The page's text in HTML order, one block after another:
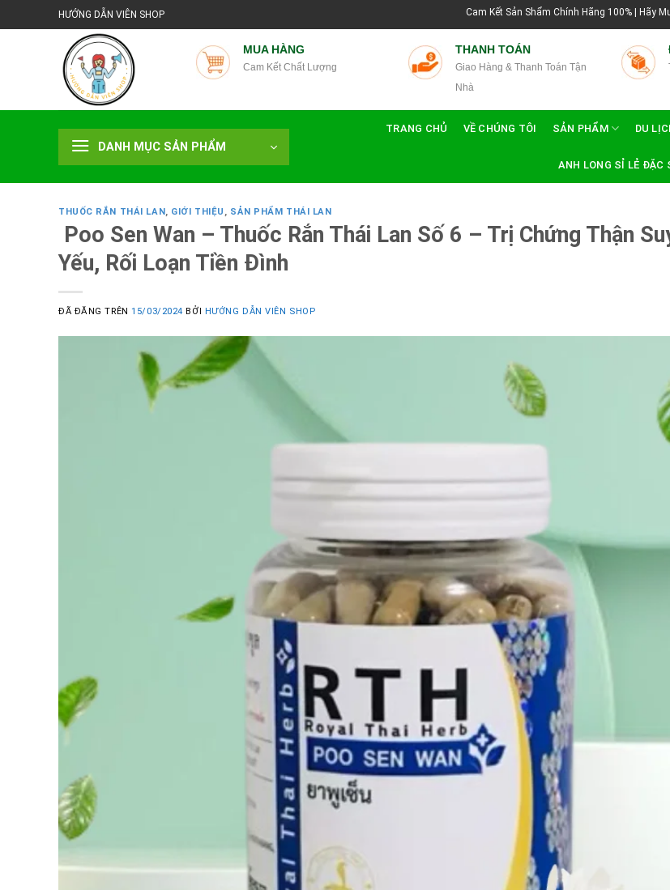
đến
HƯỚNG DẪN VIÊN SHOP Cam Kết Sản Shẩm Chính Hãng 100% | Hãy Mua Thuốc Rắn
MUA HÀNG
Cam Kết Chất Lượng
THANH TOÁN
Giao Hàng & Thanh Toán Tận
Nhà
DANH MỤC SẢN PHẨM
TRANG CHỦ VỀ CHÚNG TÔI SẢN PHẨM DU
ANH LONG SỈ LẺ ĐẶC
THUỐC RẮN THÁI LAN, GIỚI THIỆU , SẢN PHẨM THÁI LAN
Poo Sen Wan – Thuốc Rắn Thái Lan Số 6 – Trị Chứng Thận
Yếu, Rối Loạn Tiền Đình
ĐÃ ĐĂNG TRÊN15/03/2024 BỞI HƯỚNG DẪN VIÊN SHOP